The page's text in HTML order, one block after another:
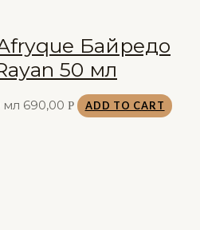
Байредо
50 мл
мл 690,00 Р ADD TO CART